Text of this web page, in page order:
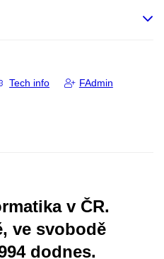
Tech info FAdmin
v ČR.
ve svobodě
dodnes.